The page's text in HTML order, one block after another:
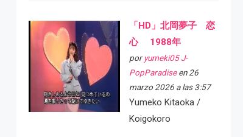
「HD」北岡夢子 恋
心 1988年
por yumeki05 J-
PopParadiseen 26
marzo 2026 a las 3:57
Yumeko Kitaoka /
Koigokoro